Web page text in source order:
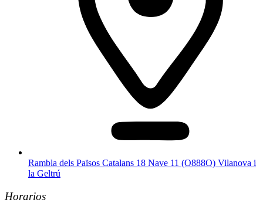
Rambla dels Països Catalans 18 Nave 11 (O888O) Vilanova i
la Geltrú
Horarios